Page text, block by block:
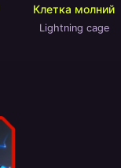
Клетка молний
Lightning cage